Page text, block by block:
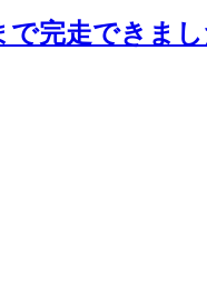
で完走できまし